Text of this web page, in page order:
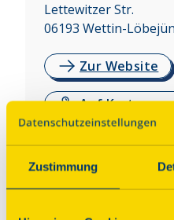
Zustimmung
Lettewitzer Str.
06193 Wettin-Löbejün
Zur Website
Auf Karte
Über dieses